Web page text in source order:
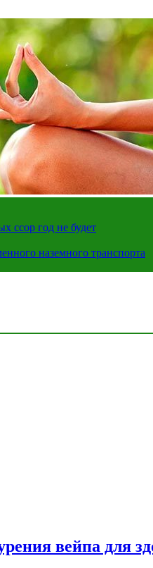
ссор год не будет
наземного транспорта
вейпа для